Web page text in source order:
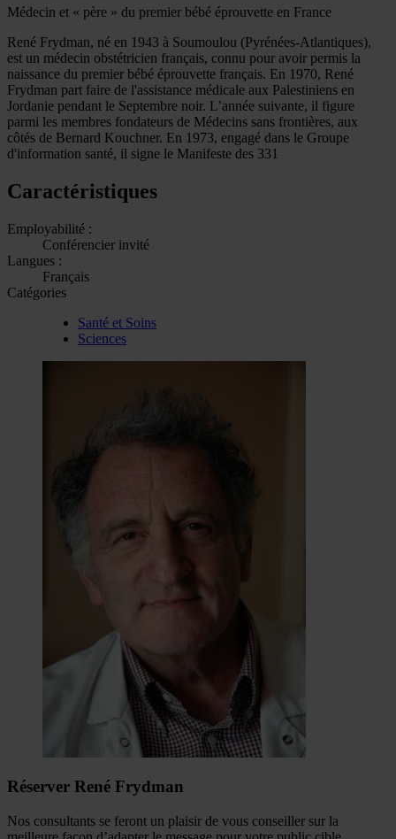
Médecin et « père » du premier bébé éprouvette en France
René Frydman, né en 1943 à Soumoulou (Pyrénées-Atlantiques),
est un médecin obstétricien français, connu pour avoir permis la
naissance du premier bébé éprouvette français. En 1970, René
Frydman part faire de l'assistance médicale aux Palestiniens en
Jordanie pendant le Septembre noir. L’année suivante, il figure
parmi les membres fondateurs de Médecins sans frontières, aux
côtés de Bernard Kouchner. En 1973, engagé dans le Groupe
d'information santé, il signe le Manifeste des 331
Caractéristiques
Employabilité :
Conférencier invité
Langues :
Français
Catégories
Santé et Soins
Sciences
Réserver René Frydman
Nos consultants se feront un plaisir de vous conseiller sur la